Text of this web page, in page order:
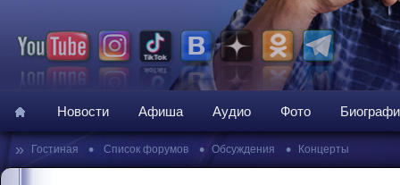
Новости Афиша Аудио Фото
» Гостиная • Список форумов • Обсуждения • Концерты